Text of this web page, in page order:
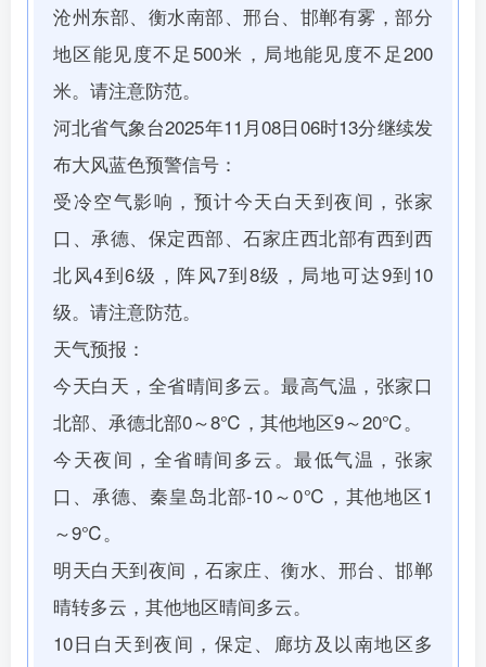
沧州东部、衡水南部、邢台、邯郸有雾，部分
地区能见度不足500米，局地能见度不足200
米。请注意防范。
河北省气象台2025年11月08日06时13分继续发
布大风蓝色预警信号：
受冷空气影响，预计今天白天到夜间，张家
口、承德、保定西部、石家庄西北部有西到西
北风4到6级，阵风7到8级，局地可达9到10
级。请注意防范。
天气预报：
今天白天，全省晴间多云。最高气温，张家口
北部、承德北部0～8℃，其他地区9～20℃。
今天夜间，全省晴间多云。最低气温，张家
口、承德、秦皇岛北部-10～0℃，其他地区1
～9℃。
明天白天到夜间，石家庄、衡水、邢台、邯郸
晴转多云，其他地区晴间多云。
10日白天到夜间，保定、廊坊及以南地区多